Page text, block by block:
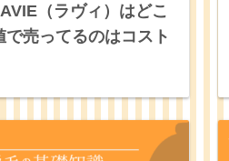
（ラヴィ）はどこ
売ってるのはコスト